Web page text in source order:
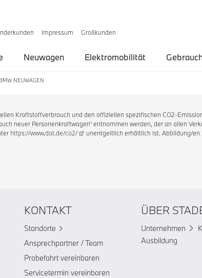
Impressum Großkunden
Neuwagen Elektromobilität
BMW NEUWAGEN
Kraftstoffverbrauch und den offiziellen spezifischen CO2-
neuer Personenkraftwagen' entnommen werden, der an allen
https://www.dat.de/co2/ unentgeltlich erhältlich ist. Abbildung/
KONTAKT
Standorte
Ansprechpartner / Team
Probefahrt vereinbaren
Servicetermin vereinbaren
ÜBER
Unternehmen
Ausbildung